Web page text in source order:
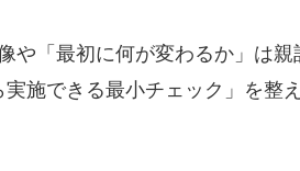
や「最初に何が変わるか」は親
施できる最小チェック」を整